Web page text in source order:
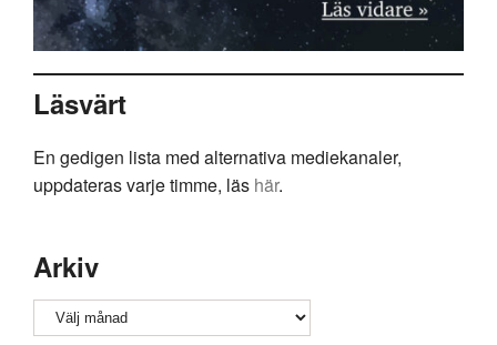
Läsvärt
En gedigen lista med alternativa mediekanaler,
uppdateras varje timme, läs här.
Arkiv
Arkiv